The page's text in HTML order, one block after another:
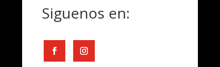
Siguenos en: